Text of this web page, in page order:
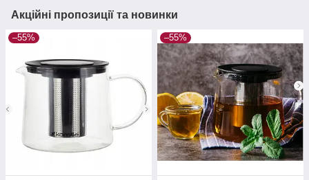
Акційні пропозиції та новинки
–55% –55%